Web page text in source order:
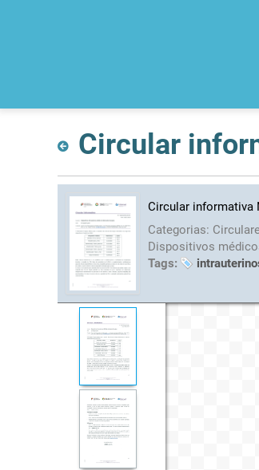
Circular
Circular informativa
Categorias:
Dispositivos
Tags: